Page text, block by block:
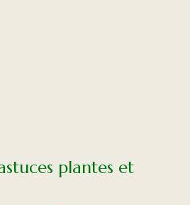
plantes et